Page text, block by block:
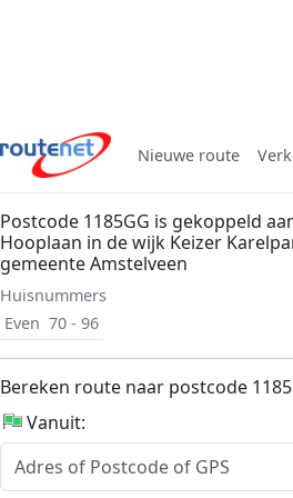
Nieuwe route
Postcode 1185GG is gekoppeld
Hooplaan in de wijk Keizer
gemeente Amstelveen
Huisnummers
Even 70 - 96
Bereken route naar postcode
Vanuit: